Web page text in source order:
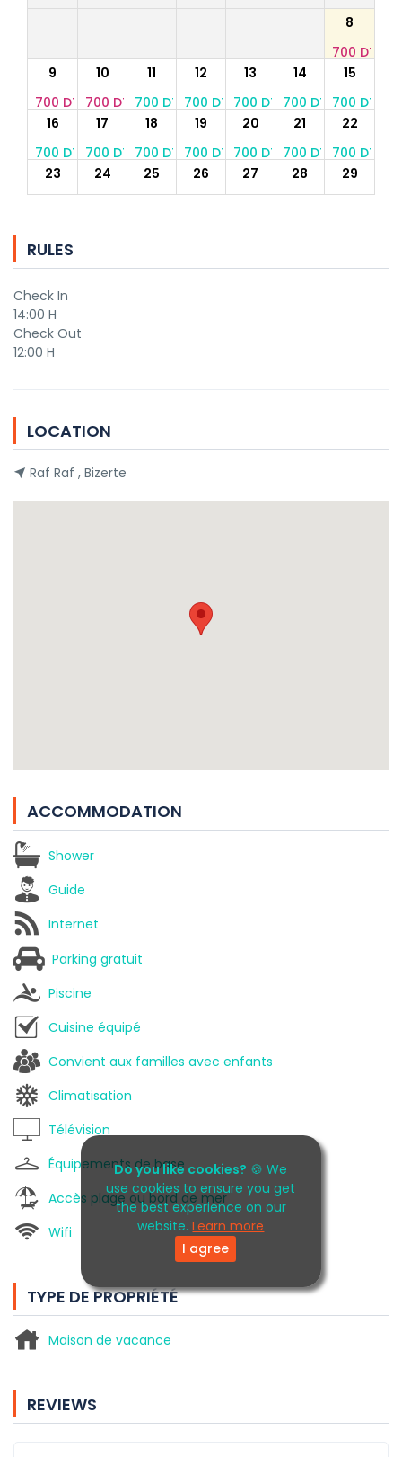
Do you like cookies? 🍪 We
use cookies to ensure you get
the best experience on our
website.Learn more
I agree
8
700 DT
9
10 11 12 13 14
15
700 DT
700 DT 700 DT 700 DT 700 DT 700 DT
700 DT
16
17 18 19 20 21
22
700 DT
700 DT 700 DT 700 DT 700 DT 700 DT
700 DT
23
24 25 26 27 28
29
700 DT
RULES
Check In
14:00 H
Check Out
12:00 H
LOCATION
Raf Raf , Bizerte
ACCOMMODATION
Shower
Guide
Internet
Parking gratuit
Piscine
Cuisine équipé
Convient aux familles avec enfants
Climatisation
Télévision
Équipements de base
Accès plage ou bord de mer
Wifi
TYPE DE PROPRIÉTÉ
Maison de vacance
REVIEWS